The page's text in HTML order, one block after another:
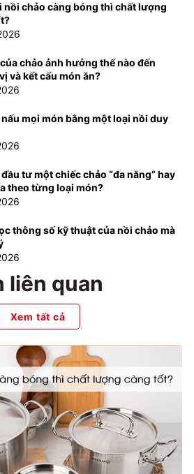
nồi chảo càng bóng thì chất lượng
chảo ảnh hưởng thế nào đến
và kết cấu món ăn?
mọi món bằng một loại nồi duy
tư một chiếc chảo “đa năng” hay
theo từng loại món?
thông số kỹ thuật của nồi chảo mà
liên quan
Xem tất cả